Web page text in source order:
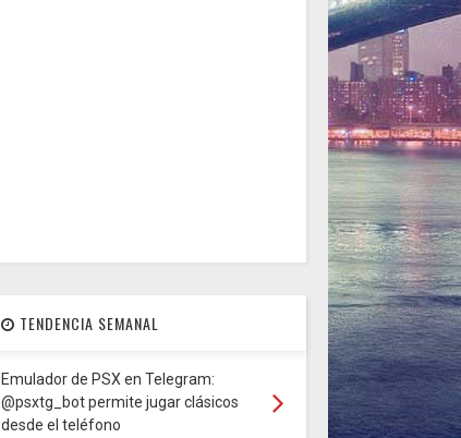
TENDENCIA SEMANAL
Emulador de PSX en Telegram:
@psxtg_bot permite jugar clásicos
desde el teléfono